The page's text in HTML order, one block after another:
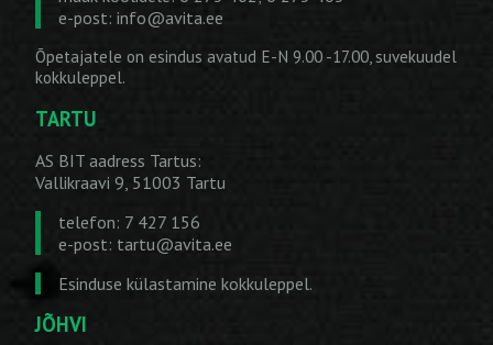
e-post: info@avita.ee
Õpetajatele on esindus avatud E-N 9.00 -17.00, suvekuudel
kokkuleppel.
TARTU
AS BIT aadress Tartus:
Vallikraavi 9, 51003 Tartu
telefon: 7 427 156
e-post: tartu@avita.ee
Esinduse külastamine kokkuleppel.
JÕHVI